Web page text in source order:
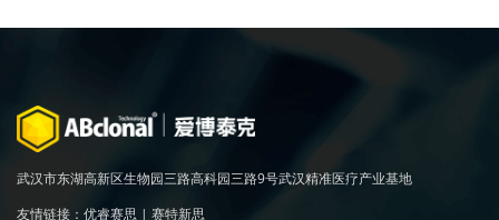
武汉市东湖高新区生物园三路高科园三路9号武汉精准医疗产业基地
友情链接： 优睿赛思 | 赛特新思